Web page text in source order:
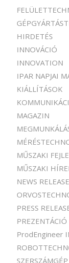
HIRDETÉS
INNOVÁCIÓ
INNOVATION
IPAR NAPJAI
KIÁLLÍTÁSOK
MAGAZIN
MŰSZAKI
MŰSZAKI
NEWS RELEASE
PRESS
PREZENTÁCIÓ
ProdEngineer